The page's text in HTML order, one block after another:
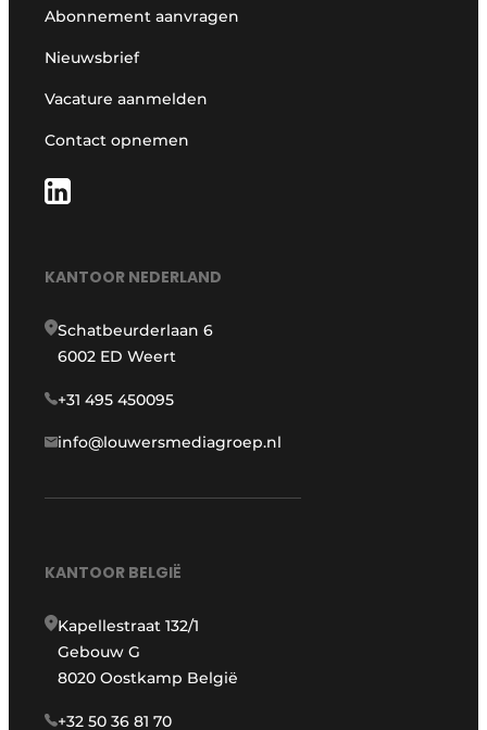
Abonnement aanvragen
Nieuwsbrief
Vacature aanmelden
Contact opnemen
KANTOOR NEDERLAND
Schatbeurderlaan 6
6002 ED Weert
+31 495 450095
info@louwersmediagroep.nl
KANTOOR BELGIË
Kapellestraat 132/1
Gebouw G
8020 Oostkamp België
+32 50 36 81 70